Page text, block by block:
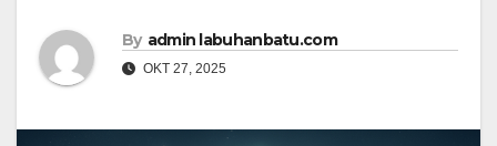
By admin labuhanbatu.com
OKT 27, 2025